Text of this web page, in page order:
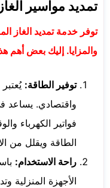
تمديد مواسير
توفر خدمة تمديد الغاز
والمزايا. إليك بعض أهم
توفير الطاقة:
واقتصادي. يساعد
فواتير الكهرباء
الطاقة ويقلل من
راحة الاستخدام:
الأجهزة المنزلية